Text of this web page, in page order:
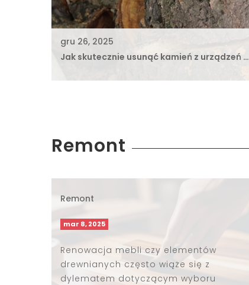
gru 26, 2025
Jak skutecznie usunąć kamień z urządzeń …
Remont
Remont
mar 8, 2025
Renowacja mebli czy elementów
drewnianych często wiąże się z
dylematem dotyczącym wyboru